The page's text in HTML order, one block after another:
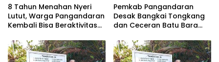
8 Tahun Menahan Nyeri
Lutut, Warga Pangandaran
Kembali Bisa Beraktivitas
Ditanggung BPJS
Pemkab Pangandaran
Desak Bangkai Tongkang
dan Ceceran Batu Bara
Buruknya Koordinasi
Perusahaan